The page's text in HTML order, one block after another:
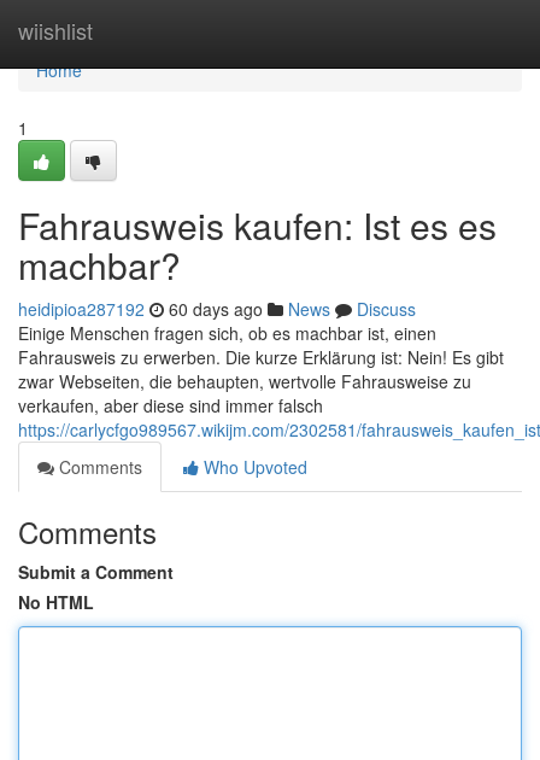
wiishlist
Home
Home
1
Fahrausweis kaufen: Ist es es
machbar?
heidipioa287192 60 days ago News
Discuss
Einige Menschen fragen sich, ob es machbar ist, einen
Fahrausweis zu erwerben. Die kurze Erklärung ist: Nein! Es gibt
zwar Webseiten, die behaupten, wertvolle Fahrausweise zu
verkaufen, aber diese sind immer falsch
https://carlycfgo989567.wikijm.com/2302581/
Comments
Who Upvoted
Comments
Submit a Comment
No HTML